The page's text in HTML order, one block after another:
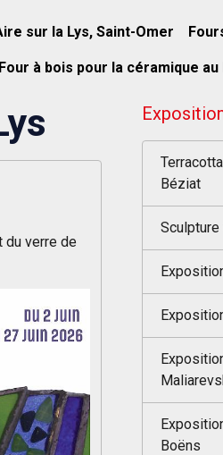
sur la Lys, Saint-Omer
Four à bois pour la céramique
du verre de
Béziat
Boëns